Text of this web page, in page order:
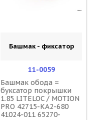
Башмак - фиксатор
11-0059
Башмак обода =
буксатор покрышки
1.85 LITELOC / MOTION
PRO 42715-KA2-680
41024-011 65270-